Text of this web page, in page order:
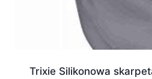
Trixie Silikonowa